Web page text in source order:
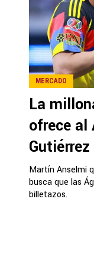
MERCADO
La
ofrece al
Gutiérrez
Martín Anselmi
busca que las
billetazos.